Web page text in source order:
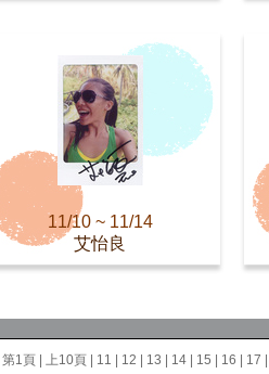
11/10 ~ 11/14
艾怡良
第1頁 上10頁 11 12 13 14 15 16 17